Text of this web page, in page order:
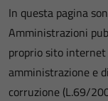
In questa pagina
Amministrazioni
proprio sito internet
amministrazione e
corruzione (L.69/